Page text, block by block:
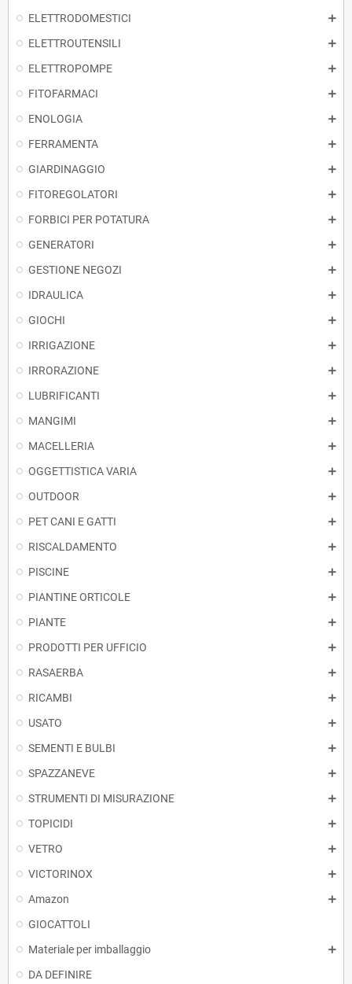
ELETTRODOMESTICI
ELETTROUTENSILI
ELETTROPOMPE
FITOFARMACI
ENOLOGIA
FERRAMENTA
GIARDINAGGIO
FITOREGOLATORI
FORBICI PER POTATURA
GENERATORI
GESTIONE NEGOZI
IDRAULICA
GIOCHI
IRRIGAZIONE
IRRORAZIONE
LUBRIFICANTI
MANGIMI
MACELLERIA
OGGETTISTICA VARIA
OUTDOOR
PET CANI E GATTI
RISCALDAMENTO
PISCINE
PIANTINE ORTICOLE
PIANTE
PRODOTTI PER UFFICIO
RASAERBA
RICAMBI
USATO
SEMENTI E BULBI
SPAZZANEVE
STRUMENTI DI MISURAZIONE
TOPICIDI
VETRO
VICTORINOX
Amazon
GIOCATTOLI
Materiale per imballaggio
DA DEFINIRE